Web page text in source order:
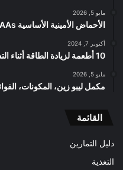
مايو 5, 2026
الأحماض الأمينية الأساسية EAAs تعريفها، أهميتها، مصادرها، وفوائدها
أكتوبر 7, 2024
10 أطعمة لزيادة الطاقة أثناء التدريب
مايو 5, 2026
مكمل ليبو زين، المكونات،
القائمة
دليل التمارين
التغذية